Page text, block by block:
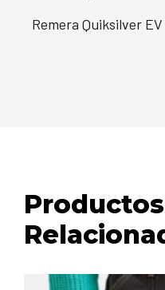
Remera Quiksilver
Productos